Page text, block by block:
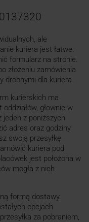
ale
kuriera jest łatwe.
formularz na stronie.
złożeniu zamówienia
drobnymi dla kuriera.
kurierskich ma
głownie w
z poniższych
adres oraz godziny
swoją przesyłkę
kuriera pod
jest położona w
mogła z nich
formą dostawy.
opcjach
za pobraniem,